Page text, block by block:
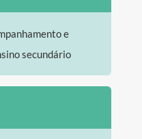
e
secundário